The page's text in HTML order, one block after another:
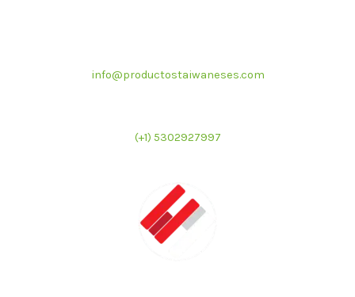
info@productostaiwaneses.com
(+1) 5302927997